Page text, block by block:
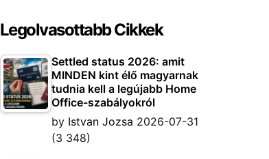
Legolvasottabb Cikkek
Settled status 2026: amit
MINDEN kint élő magyarnak
tudnia kell a legújabb Home
Office-szabályokról
by Istvan Jozsa 2026-07-31
(3 348)